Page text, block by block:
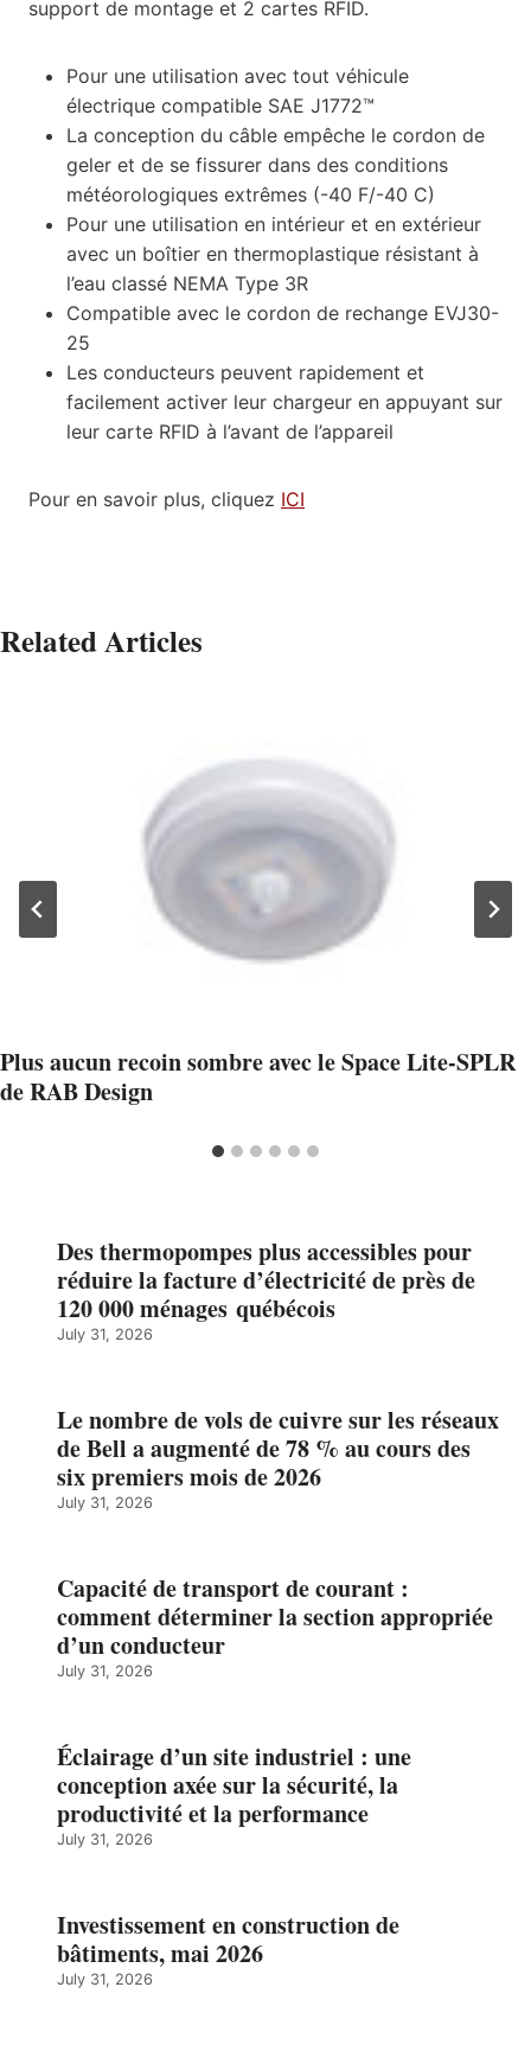
support de montage et 2 cartes RFID.
Pour une utilisation avec tout véhicule
électrique compatible SAE J1772™
La conception du câble empêche le cordon de
geler et de se fissurer dans des conditions
météorologiques extrêmes (-40 F/-40 C)
Pour une utilisation en intérieur et en extérieur
avec un boîtier en thermoplastique résistant à
l’eau classé NEMA Type 3R
Compatible avec le cordon de rechange EVJ30-
25
Les conducteurs peuvent rapidement et
facilement activer leur chargeur en appuyant sur
leur carte RFID à l’avant de l’appareil
Pour en savoir plus, cliquez ICI
Related Articles
Plus aucun recoin sombre avec le Space Lite-SPLR
de RAB Design
Des thermopompes plus accessibles pour
réduire la facture d’électricité de près de
120 000 ménages québécois
July 31, 2026
Le nombre de vols de cuivre sur les réseaux
de Bell a augmenté de 78 % au cours des
six premiers mois de 2026
July 31, 2026
Capacité de transport de courant :
comment déterminer la section appropriée
d’un conducteur
July 31, 2026
Éclairage d’un site industriel : une
conception axée sur la sécurité, la
productivité et la performance
July 31, 2026
Investissement en construction de
bâtiments, mai 2026
July 31, 2026